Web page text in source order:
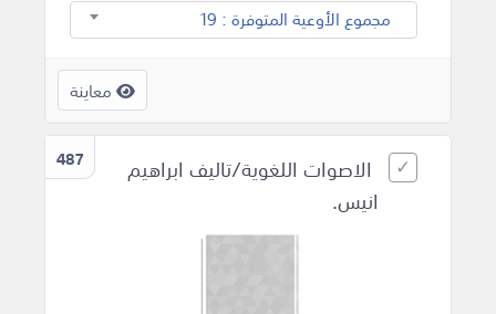
مجموع الأوعية المتوفرة : 19
معاينة
487
الاصوات اللغوية/تاليف ابراهيم
انيس.